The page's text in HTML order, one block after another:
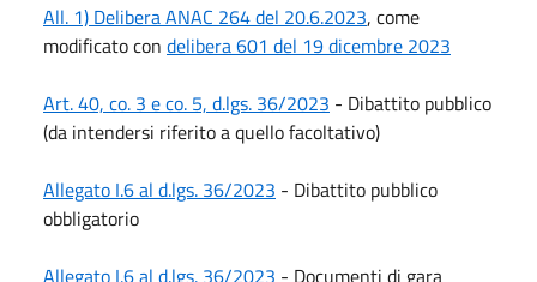
All. 1) Delibera ANAC 264 del 20.6.2023, come
modificato con delibera 601 del 19 dicembre 2023
Art. 40, co. 3 e co. 5, d.lgs. 36/2023 - Dibattito pubblico
(da intendersi riferito a quello facoltativo)
Allegato I.6 al d.lgs. 36/2023 - Dibattito pubblico
obbligatorio
Allegato I.6 al d.lgs. 36/2023 - Documenti di gara